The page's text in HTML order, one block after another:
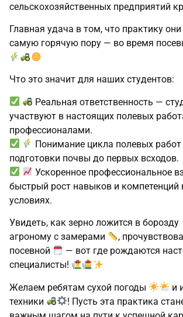
сельскохозяйственных предприятий
Главная удача в том, что практику
самую горячую пору — во время
Что это значит для наших студентов:
Реальная ответственность —
участвуют в настоящих полевых
профессионалами.
Понимание цикла полевых
подготовки почвы до первых всходов.
Ускоренное профессиональное
быстрый рост навыков и компетенций
условиях.
Увидеть, как зерно ложится в борозду
агроному с замерами
,
посевной
— вот где рождаются
специалисты!
Желаем ребятам сухой погоды
и
техники
! Пусть эта практика